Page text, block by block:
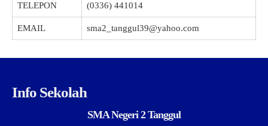
TELEPON (0336) 441014
EMAIL sma2_tanggul39@yahoo.com
Info Sekolah
SMA Negeri 2 Tanggul